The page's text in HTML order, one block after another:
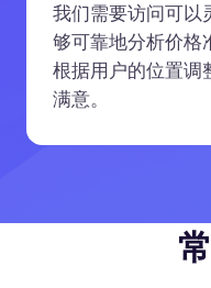
我们需要访问可以
够可靠地分析价格
根据用户的位置调
满意。